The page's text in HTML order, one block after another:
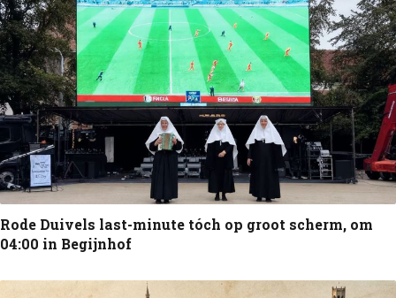
Rode Duivels last-minute tóch op groot scherm, om
04:00 in Begijnhof